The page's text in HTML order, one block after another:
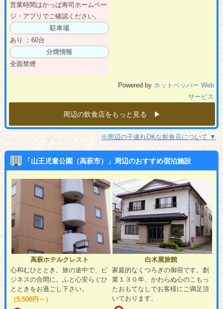
営業時間はかっぱ寿司ホームペー
ジ・アプリでご確認ください。
駐車場
あり ：60台
分煙情報
全面禁煙
Powered byホットペッパー Web
サービス
周辺の飲食店をもっと見る ▶︎
※周辺の子連れOKな飲食店について ▼
「山王児童公園（高萩市）」周辺のおすすめ宿泊施設
高萩ホテルクレスト
心和むひととき。旅の途中で、ビ
ジネスの合間に。ふと心安らぐひ
とときをお過ごし下さい。
（5,500円～）
白木屋旅館
家庭的なくつろぎの御宿です。創
業１３０年、かわらぬ心のこもっ
たおもてなしでお客様にご満足頂
いております。